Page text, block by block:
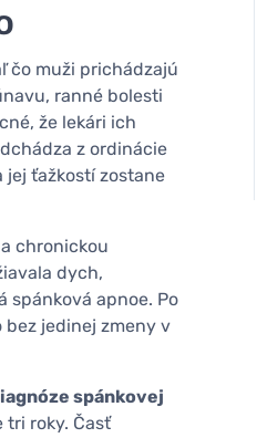
čo muži prichádzajú
ranné bolesti
že lekári ich
z ordinácie
ťažkostí zostane
chronickou
dych,
spánková apnoe. Po
bez jedinej zmeny v
spánkovej
tri roky. Časť